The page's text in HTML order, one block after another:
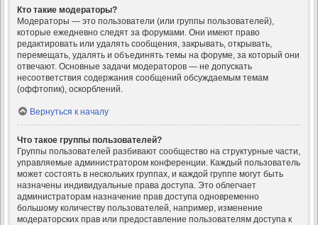
Кто такие модераторы?
Модераторы — это пользователи (или группы пользователей),
которые ежедневно следят за форумами. Они имеют право
редактировать или удалять сообщения, закрывать, открывать,
перемещать, удалять и объединять темы на форуме, за который они
отвечают. Основные задачи модераторов — не допускать
несоответствия содержания сообщений обсуждаемым темам
(оффтопик), оскорблений.
Вернуться к началу
Что такое группы пользователей?
Группы пользователей разбивают сообщество на структурные части,
управляемые администратором конференции. Каждый пользователь
может состоять в нескольких группах, и каждой группе могут быть
назначены индивидуальные права доступа. Это облегчает
администраторам назначение прав доступа одновременно
большому количеству пользователей, например, изменение
модераторских прав или предоставление пользователям доступа к